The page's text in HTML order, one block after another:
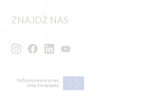
ZNAJDŹ NAS